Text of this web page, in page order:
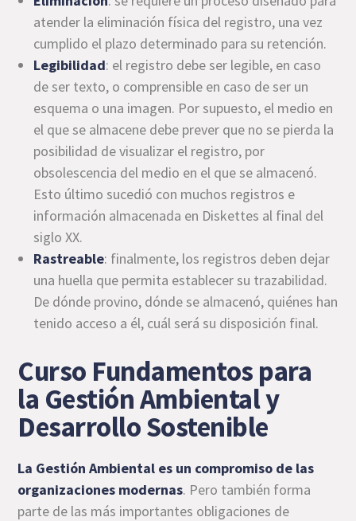
atender la eliminación física del registro, una vez
cumplido el plazo determinado para su retención.
Legibilidad: el registro debe ser legible, en caso
de ser texto, o comprensible en caso de ser un
esquema o una imagen. Por supuesto, el medio en
el que se almacene debe prever que no se pierda la
posibilidad de visualizar el registro, por
obsolescencia del medio en el que se almacenó.
Esto último sucedió con muchos registros e
información almacenada en Diskettes al final del
siglo XX.
Rastreable: finalmente, los registros deben dejar
una huella que permita establecer su trazabilidad.
De dónde provino, dónde se almacenó, quiénes han
tenido acceso a él, cuál será su disposición final.
Curso Fundamentos para
la Gestión Ambiental y
Desarrollo Sostenible
La Gestión Ambiental es un compromiso de las
organizaciones modernas. Pero también forma
parte de las más importantes obligaciones de